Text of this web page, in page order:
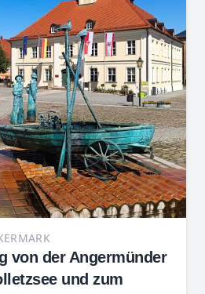
von der Angermünder
und zum